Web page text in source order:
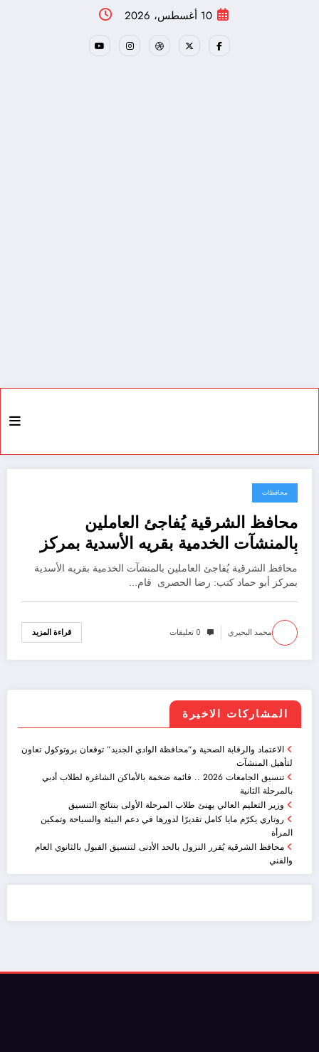
10 أغسطس، 2026
17 يوليو، 2022
محافظات
محافظ الشرقية يُفاجئ العاملين
بالمنشآت الخدمية بقريه الأسدية بمركز
أبو حماد
محافظ الشرقية يُفاجئ العاملين بالمنشآت الخدمية بقريه الأسدية
بمركز أبو حماد كتب: رضا الحصرى قام…
محمد البحيري 0 تعليقات قراءة المزيد
المشاركات الاخيرة
الاعتماد والرقابة الصحية و”محافظة الوادي الجديد” توقعان بروتوكول تعاون
لتأهيل المنشآت
تنسيق الجامعات 2026 .. قائمة ضخمة بالأماكن الشاغرة لطلاب أدبي
بالمرحلة الثانية
وزير التعليم العالي يهنئ طلاب المرحلة الأولى بنتائج التنسيق
روتاري يكرّم مايا كامل تقديرًا لدورها في دعم البيئة والسياحة وتمكين
المرأة
محافظ الشرقية يُقرر النزول بالحد الأدنى لتنسيق القبول بالثانوي العام
والفني